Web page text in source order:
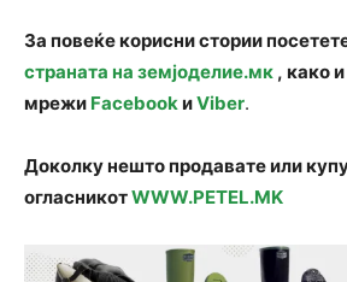
За повеќе корисни стории
страната на земјоделие.мк , како
мрежи FacebookиViber.
Доколку нешто продавате или
огласникотWWW.PETEL.MK